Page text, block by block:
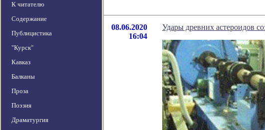
К читателю
Содержание
Публицистика
"Курск"
Кавказ
Балканы
Проза
Поэзия
Драматургия
08.06.2020
16:04
Удары древних астероидов